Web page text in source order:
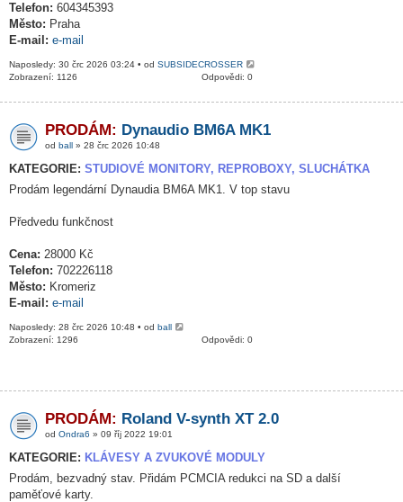
Telefon: 604345393
Město: Praha
E-mail: e-mail
Naposledy: 30 črc 2026 03:24 • od SUBSIDECROSSER
Odpovědi: 0
Zobrazení: 1126
PRODÁM: Dynaudio BM6A MK1
od ball » 28 črc 2026 10:48
KATEGORIE: STUDIOVÉ MONITORY, REPROBOXY, SLUCHÁTKA
Prodám legendární Dynaudia BM6A MK1. V top stavu
Předvedu funkčnost
Cena: 28000 Kč
Telefon: 702226118
Město: Kromeriz
E-mail: e-mail
Naposledy: 28 črc 2026 10:48 • od ball
Odpovědi: 0
Zobrazení: 1296
PRODÁM: Roland V-synth XT 2.0
od Ondra6 » 09 říj 2022 19:01
KATEGORIE: KLÁVESY A ZVUKOVÉ MODULY
Prodám, bezvadný stav. Přidám PCMCIA redukci na SD a další
paměťové karty.